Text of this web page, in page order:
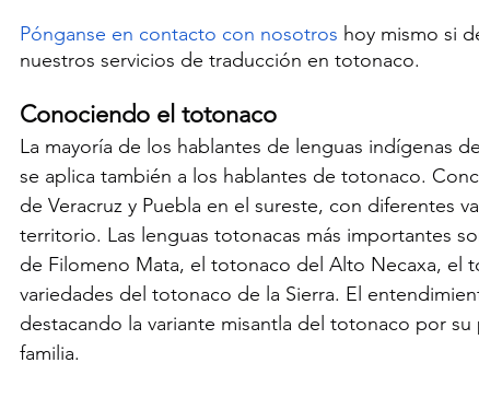
Pónganse en contacto con nosotros hoy mismo si
nuestros servicios de traducción en totonaco.
Conociendo el totonaco
La mayoría de los hablantes de lenguas indígenas
se aplica también a los hablantes de totonaco.
de Veracruz y Puebla en el sureste, con diferentes
territorio. Las lenguas totonacas más importantes
de Filomeno Mata, el totonaco del Alto Necaxa, el
variedades del totonaco de la Sierra. El
destacando la variante misantla del totonaco por
familia.